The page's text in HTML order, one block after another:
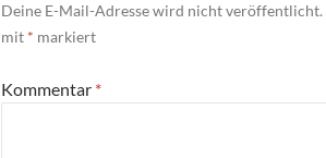
Deine E-Mail-Adresse wird nicht veröffentlicht.
mit * markiert
Kommentar *